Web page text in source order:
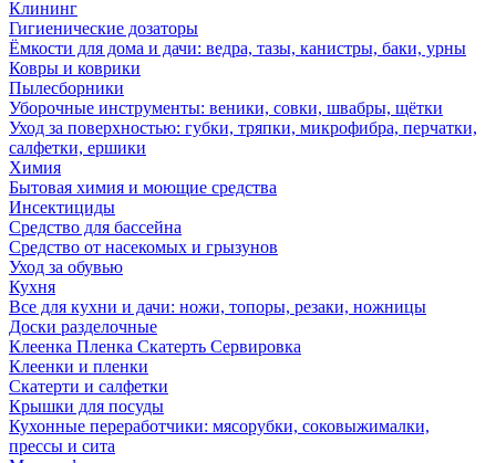
Клининг
Гигиенические дозаторы
Ёмкости для дома и дачи: ведра, тазы, канистры, баки, урны
Ковры и коврики
Пылесборники
Уборочные инструменты: веники, совки, швабры, щётки
Уход за поверхностью: губки, тряпки, микрофибра, перчатки,
салфетки, ершики
Химия
Бытовая химия и моющие средства
Инсектициды
Средство для бассейна
Средство от насекомых и грызунов
Уход за обувью
Кухня
Все для кухни и дачи: ножи, топоры, резаки, ножницы
Доски разделочные
Клеенка Пленка Скатерть Сервировка
Клеенки и пленки
Скатерти и салфетки
Крышки для посуды
Кухонные переработчики: мясорубки, соковыжималки,
прессы и сита